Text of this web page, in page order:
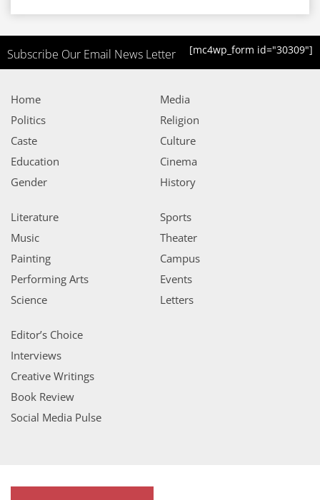
Subscribe Our Email News Letter [mc4wp_form id="30309"]
Home
Politics
Caste
Education
Gender
Media
Religion
Culture
Cinema
History
Literature
Music
Painting
Performing Arts
Science
Sports
Theater
Campus
Events
Letters
Editor’s Choice
Interviews
Creative Writings
Book Review
Social Media Pulse